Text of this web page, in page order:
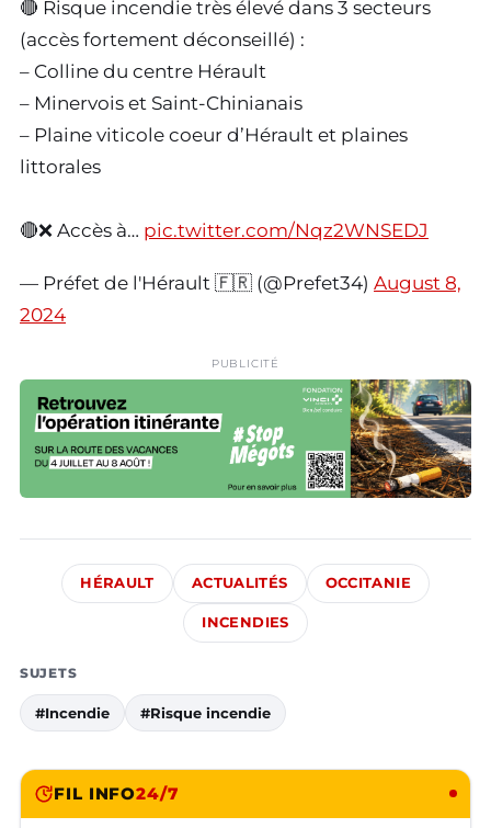
🔴 Risque incendie très élevé dans 3 secteurs
(accès fortement déconseillé) :
– Colline du centre Hérault
– Minervois et Saint-Chinianais
– Plaine viticole coeur d’Hérault et plaines
littorales
🔴❌ Accès à… pic.twitter.com/Nqz2WNSEDJ
— Préfet de l'Hérault 🇫🇷 (@Prefet34) August 8,
2024
PUBLICITÉ
HÉRAULT ACTUALITÉS OCCITANIE
INCENDIES
SUJETS
#Incendie #Risque incendie
FIL INFO24/7